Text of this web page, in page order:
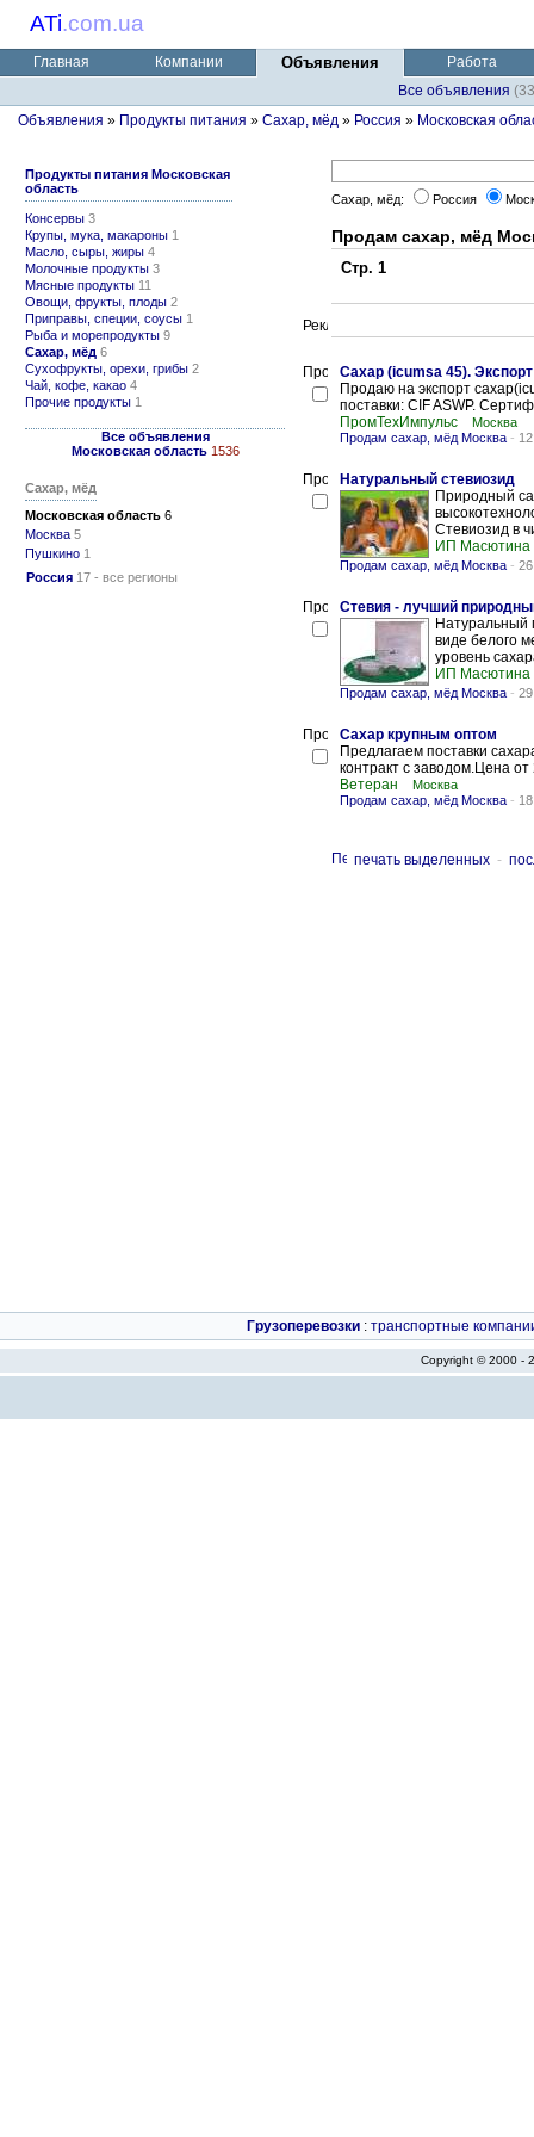
ATi.com.ua
Главная Компании Объявления
Работа
Все объявления
Объявления » Продукты питания » Сахар, мёд » Россия » Московская
Продукты питания Московская
область
Консервы 3
Крупы, мука, макароны 1
Масло, сыры, жиры 4
Молочные продукты 3
Мясные продукты 11
Овощи, фрукты, плоды 2
Приправы, специи, соусы 1
Рыба и морепродукты 9
Сахар, мёд 6
Сухофрукты, орехи, грибы 2
Чай, кофе, какао 4
Прочие продукты 1
Все объявления
Московская область 1536
Сахар, мёд
Московская область 6
Москва 5
Пушкино 1
Россия 17 - все регионы
Сахар, мёд: Россия
Продам сахар, мёд
Стр. 1
Cахар (icumsa 45). Экспорт
Продаю на экспорт
поставки: CIF ASWP.
ПромТехИмпульс
Москва
Продам сахар, мёд Москва -
Натуральный стевиозид
Природный
Стевиозид в
ИП Масютина
Продам сахар, мёд Москва -
Стевия - лучший
Натуральный
виде белого
уровень
ИП Масютина
Продам сахар, мёд Москва -
Сахар крупным оптом
Предлагаем поставки
контракт с заводом.Цена
Ветеран
Москва
Продам сахар, мёд Москва -
печать выделенных -
Грузоперевозки : транспортные
Copyright © 2000 -